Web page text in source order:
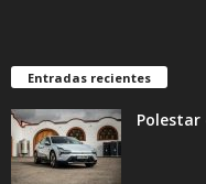
Entradas recientes
Polestar